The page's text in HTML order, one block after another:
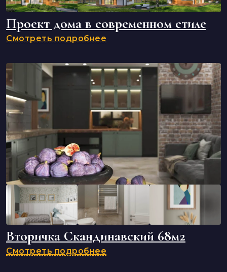
Проект дома в современном стиле
Смотреть подробнее
Вторичка Скандинавский 68м2
Смотреть подробнее